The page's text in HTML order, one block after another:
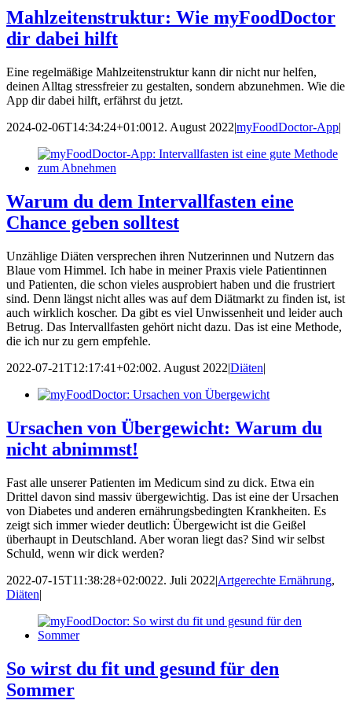
Mahlzeitenstruktur: Wie myFoodDoctor
dir dabei hilft
Eine regelmäßige Mahlzeitenstruktur kann dir nicht nur helfen,
deinen Alltag stressfreier zu gestalten, sondern abzunehmen. Wie die
App dir dabei hilft, erfährst du jetzt.
2024-02-06T14:34:24+01:0012. August 2022|myFoodDoctor-App|
Warum du dem Intervallfasten eine
Chance geben solltest
Unzählige Diäten versprechen ihren Nutzerinnen und Nutzern das
Blaue vom Himmel. Ich habe in meiner Praxis viele Patientinnen
und Patienten, die schon vieles ausprobiert haben und die frustriert
sind. Denn längst nicht alles was auf dem Diätmarkt zu finden ist, ist
auch wirklich koscher. Da gibt es viel Unwissenheit und leider auch
Betrug. Das Intervallfasten gehört nicht dazu. Das ist eine Methode,
die ich nur zu gern empfehle.
2022-07-21T12:17:41+02:002. August 2022|Diäten|
Ursachen von Übergewicht: Warum du
nicht abnimmst!
Fast alle unserer Patienten im Medicum sind zu dick. Etwa ein
Drittel davon sind massiv übergewichtig. Das ist eine der Ursachen
von Diabetes und anderen ernährungsbedingten Krankheiten. Es
zeigt sich immer wieder deutlich: Übergewicht ist die Geißel
überhaupt in Deutschland. Aber woran liegt das? Sind wir selbst
Schuld, wenn wir dick werden?
2022-07-15T11:38:28+02:0022. Juli 2022|Artgerechte Ernährung,
Diäten|
So wirst du fit und gesund für den
Sommer